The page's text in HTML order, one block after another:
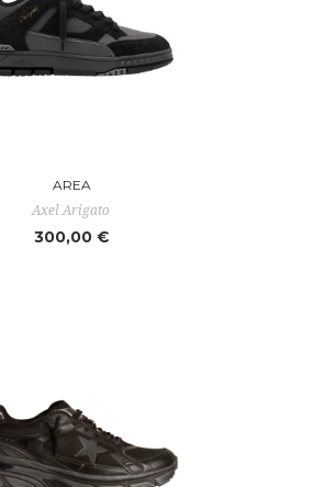
AREA
Axel Arigato
300,00 €